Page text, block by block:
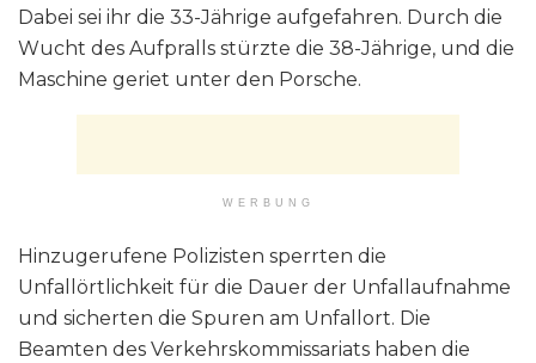
Dabei sei ihr die 33-Jährige aufgefahren. Durch die
Wucht des Aufpralls stürzte die 38-Jährige, und die
Maschine geriet unter den Porsche.
WERBUNG
Hinzugerufene Polizisten sperrten die
Unfallörtlichkeit für die Dauer der Unfallaufnahme
und sicherten die Spuren am Unfallort. Die
Beamten des Verkehrskommissariats haben die